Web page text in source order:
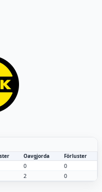
Oavgjorda Förluster
0
0
2 0